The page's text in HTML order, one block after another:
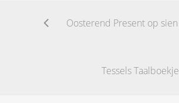
Tessels Taalboekje